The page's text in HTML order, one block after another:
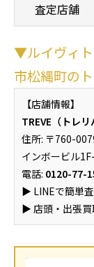
査定店舗
▼ルイヴィ
市松縄町の
【店舗情報】
TREVE（トレ
住所: 〒760-
インボービル
電話: 0120-77-
▶︎ LINEで簡単
▶︎ 店頭・出張買